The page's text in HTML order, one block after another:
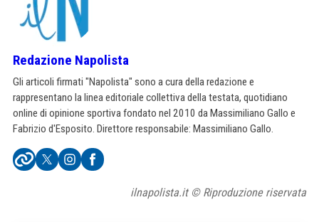
Redazione Napolista
Gli articoli firmati "Napolista" sono a cura della redazione e
rappresentano la linea editoriale collettiva della testata, quotidiano
online di opinione sportiva fondato nel 2010 da Massimiliano Gallo e
Fabrizio d'Esposito. Direttore responsabile: Massimiliano Gallo.
ilnapolista.it © Riproduzione riservata